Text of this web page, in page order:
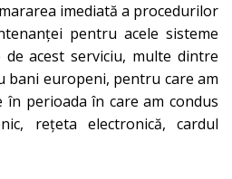
imediată a procedurilor
pentru acele sisteme
acest serviciu, multe dintre
bani europeni, pentru care am
perioada în care am condus
rețeta electronică, cardul